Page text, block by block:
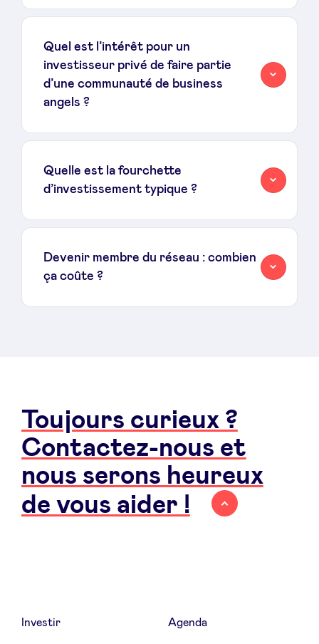
Quel est l’intérêt pour un
investisseur privé de faire partie
d’une communauté de business
angels ?
Quelle est la fourchette
d’investissement typique ?
Devenir membre du réseau : combien
ça coûte ?
Toujours curieux ?
Contactez-nous et
nous serons heureux
de vous aider !
Investir Agenda